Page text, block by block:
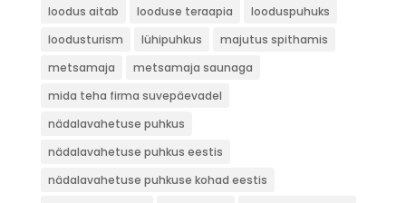
loodus aitab
looduse teraapia
looduspuhuks
loodusturism
lühipuhkus
majutus spithamis
metsamaja
metsamaja saunaga
mida teha firma suvepäevadel
nädalavahetuse puhkus
nädalavahetuse puhkus eestis
nädalavahetuse puhkuse kohad eestis